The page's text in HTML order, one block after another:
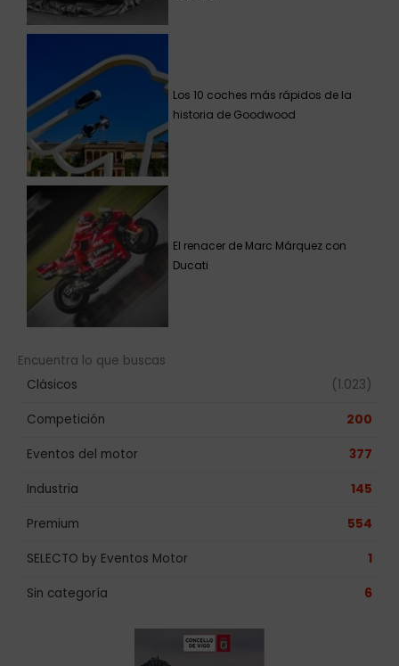
Los 10 coches más rápidos de la
historia de Goodwood
El renacer de Marc Márquez con
Ducati
Encuentra lo que buscas
Clásicos
(1.023)
Competición 200
Eventos del motor 377
Industria 145
Premium 554
SELECTO by Eventos Motor 1
Sin categoría 6